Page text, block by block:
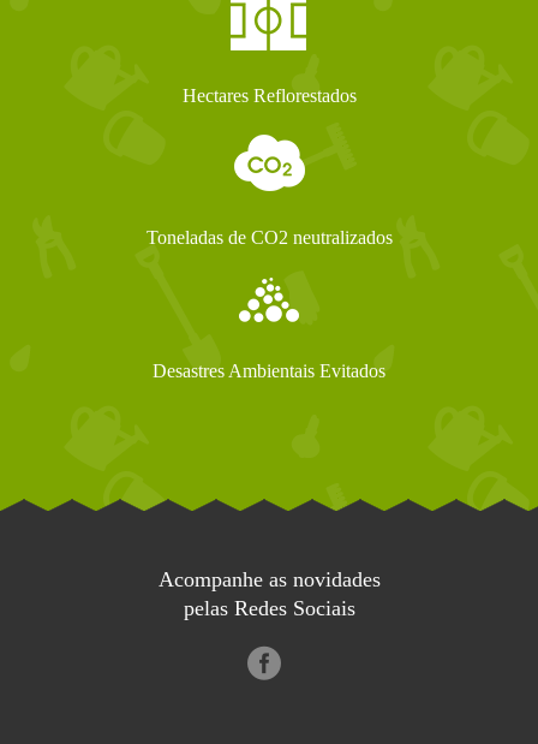
Hectares Reflorestados
Toneladas de CO2 neutralizados
Desastres Ambientais Evitados
Acompanhe as novidades
pelas Redes Sociais